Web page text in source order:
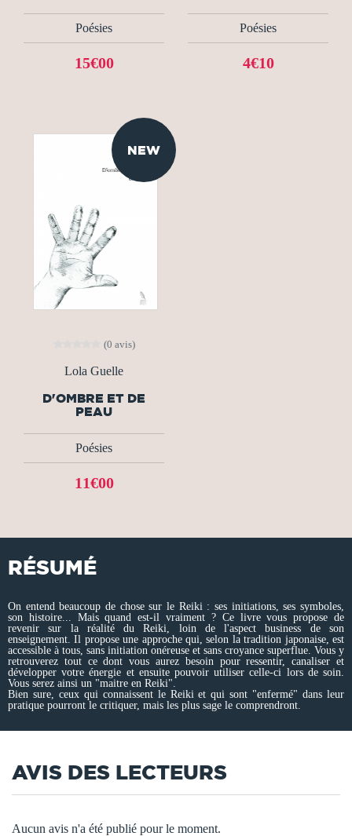
Poésies
15€00
Poésies
4€10
NEW
(0 avis)
Lola Guelle
D'OMBRE ET DE
PEAU
Poésies
11€00
RÉSUMÉ
On entend beaucoup de chose sur le Reiki : ses initiations, ses symboles,
son histoire... Mais quand est-il vraiment ? Ce livre vous propose de
revenir sur la réalité du Reiki, loin de l'aspect business de son
enseignement. Il propose une approche qui, selon la tradition japonaise, est
accessible à tous, sans initiation onéreuse et sans croyance superflue. Vous y
retrouverez tout ce dont vous aurez besoin pour ressentir, canaliser et
développer votre énergie et ensuite pouvoir utiliser celle-ci lors de soin.
Vous serez ainsi un "maitre en Reiki".
Bien sure, ceux qui connaissent le Reiki et qui sont "enfermé" dans leur
pratique pourront le critiquer, mais les plus sage le comprendront.
AVIS DES LECTEURS
Aucun avis n'a été publié pour le moment.